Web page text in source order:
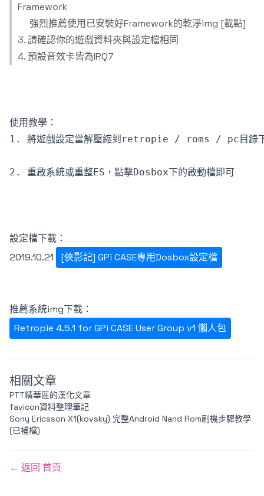
Framework
強烈推薦使用已安裝好Framework的乾淨img [載點]
3. 請確認你的遊戲資料夾與設定檔相同
4. 預設音效卡皆為IRQ7
使用教學：
1. 將遊戲設定當解壓縮到retropie / roms / pc目錄
2. 重啟系統或重整ES，點擊Dosbox下的啟動檔即可
設定檔下載：
2019.10.21
[俠影記] GPi CASE專用Dosbox設定檔
推薦系統img下載：
Retropie 4.5.1 for GPi CASE User Group v1 懶人包
相關文章
PTT精華區的漢化文章
favicon資料整理筆記
Sony Ericsson X1(kovsky) 完整Android Nand Rom刷機步驟教學
(已補檔)
← 返回 首頁